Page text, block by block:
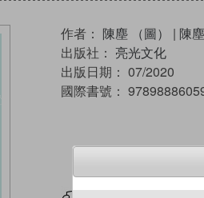
作者： 陳塵 （圖） | 陳
出版社： 亮光文化
出版日期： 07/2020
國際書號：
試閲